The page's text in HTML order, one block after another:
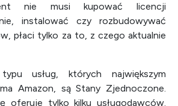
nie musi kupować licencji
instalować czy rozbudowywać
płaci tylko za to, z czego aktualnie
usług, których największym
Amazon, są Stany Zjednoczone.
oferuje tylko kilku usługodawców.